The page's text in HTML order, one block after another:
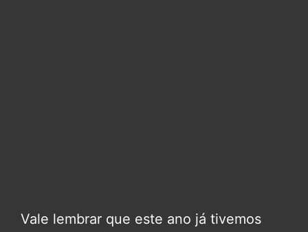
Vale lembrar que este ano já tivemos